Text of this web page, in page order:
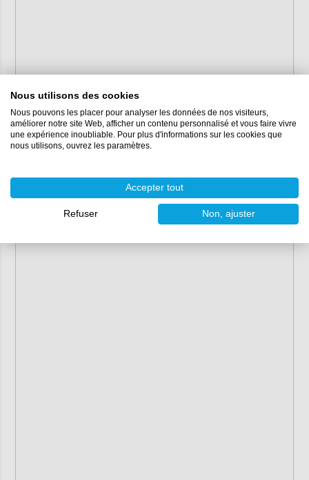
Nous utilisons des cookies
Nous pouvons les placer pour analyser les données de nos visiteurs,
améliorer notre site Web, afficher un contenu personnalisé et vous faire vivre
une expérience inoubliable. Pour plus d'informations sur les cookies que
nous utilisons, ouvrez les paramètres.
Accepter tout
Refuser Non, ajuster